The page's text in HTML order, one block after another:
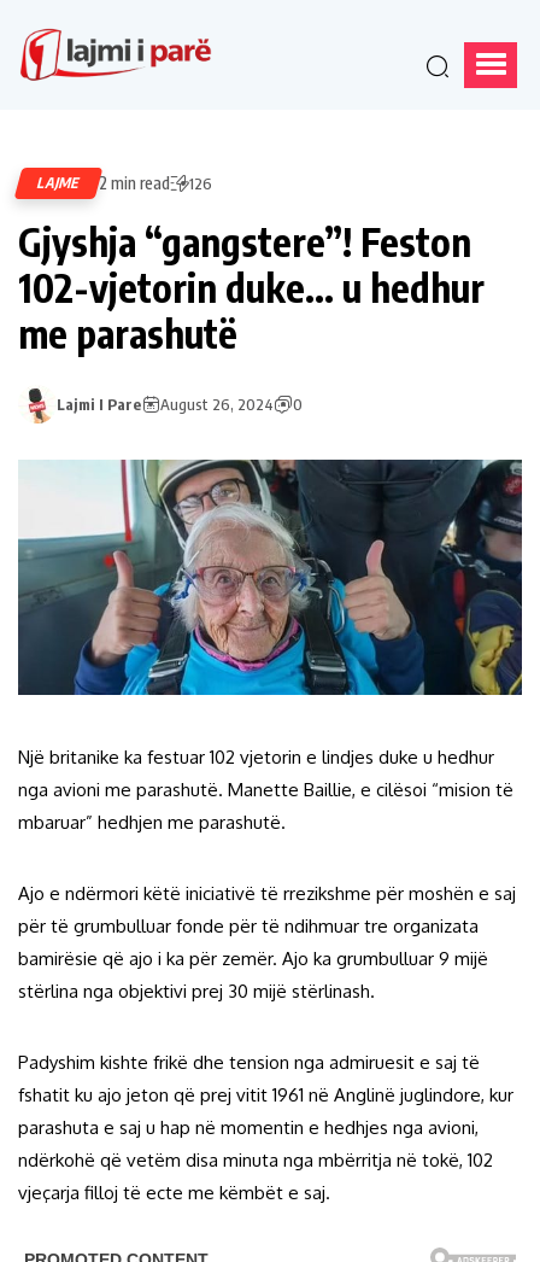
LAJME 2 min read 126
Gjyshja “gangstere”! Feston
102-vjetorin duke… u hedhur
me parashutë
Lajmi I Pare August 26, 2024 0
Një britanike ka festuar 102 vjetorin e lindjes duke u hedhur
nga avioni me parashutë. Manette Baillie, e cilësoi “mision të
mbaruar” hedhjen me parashutë.
Ajo e ndërmori këtë iniciativë të rrezikshme për moshën e saj
për të grumbulluar fonde për të ndihmuar tre organizata
bamirësie që ajo i ka për zemër. Ajo ka grumbulluar 9 mijë
stërlina nga objektivi prej 30 mijë stërlinash.
Padyshim kishte frikë dhe tension nga admiruesit e saj të
fshatit ku ajo jeton që prej vitit 1961 në Anglinë juglindore, kur
parashuta e saj u hap në momentin e hedhjes nga avioni,
ndërkohë që vetëm disa minuta nga mbërritja në tokë, 102
vjeçarja filloj të ecte me këmbët e saj.